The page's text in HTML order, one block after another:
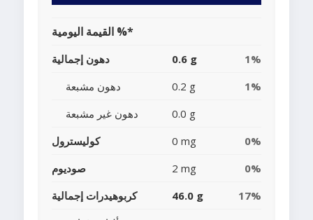
القيمة اليومية %*
دهون إجمالية 0.6 g
1%
دهون مشبعة
0.2 g
1%
دهون غير مشبعة
0.0 g
كوليسترول
0 mg
0%
صوديوم
2 mg
0%
كربوهيدرات إجمالية
46.0 g
17%